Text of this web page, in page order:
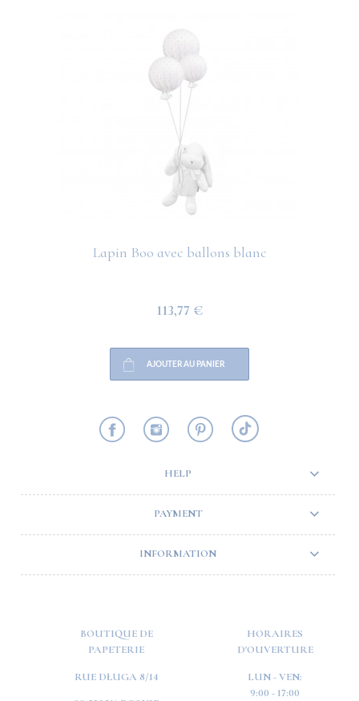
Lapin Boo avec ballons blanc
113,77 €
AJOUTER AU PANIER
HELP
PAYMENT
INFORMATION
BOUTIQUE DE
PAPETERIE
RUE DŁUGA 8/14
HORAIRES
D'OUVERTURE
LUN - VEN:
9:00 - 17:00